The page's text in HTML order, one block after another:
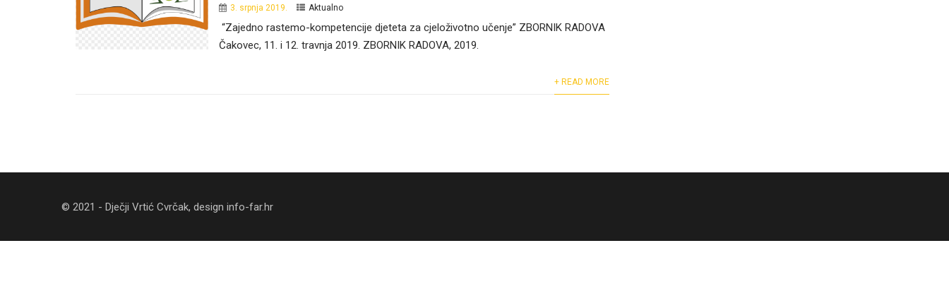
3. srpnja 2019. Aktualno
“Zajedno rastemo-kompetencije djeteta za cjeloživotno učenje” ZBORNIK RADOVA
Čakovec, 11. i 12. travnja 2019. ZBORNIK RADOVA, 2019.
+ READ MORE
© 2021 - Dječji Vrtić Cvrčak, design info-far.hr